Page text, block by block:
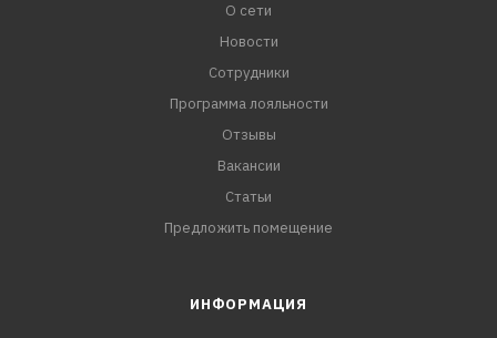
О сети
Новости
Сотрудники
Программа лояльности
Отзывы
Вакансии
Статьи
Предложить помещение
ИНФОРМАЦИЯ